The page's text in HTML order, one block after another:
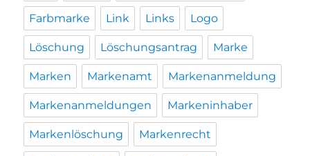
Farbmarke Link Links Logo
Löschung Löschungsantrag Marke
Marken Markenamt Markenanmeldung
Markenanmeldungen Markeninhaber
Markenlöschung Markenrecht